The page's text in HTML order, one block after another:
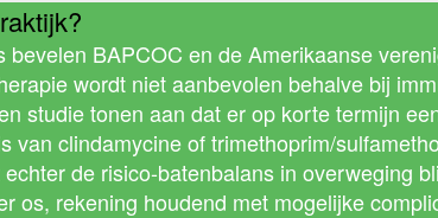
BAPCOC en de Amerikaanse
wordt niet aanbevolen behalve bij
studie tonen aan dat er op korte termijn
clindamycine of trimethoprim/
de risico-batenbalans in overweging
os, rekening houdend met mogelijke